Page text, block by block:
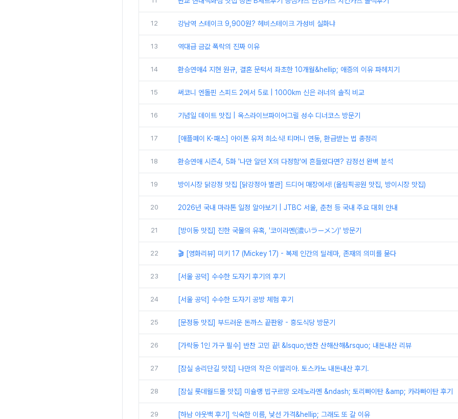
12 강남역 스테이크 9,900원? 헤비스테이크 가성비 실화냐
13 역대급 금값 폭락의 진짜 이유
14 환승연애4 지현 원규, 결혼 문턱서 좌초한 10개월&hellip; 애증의 이유 파헤치기
15 써코니 엔돌핀 스피드 2에서 5로 | 1000km 신은 러너의 솔직 비교
16 기념일 데이트 맛집 | 옥스라이브파이어그릴 성수 디너코스 방문기
17 [애플페이 K-패스] 아이폰 유저 희소식! 티머니 연동, 환급받는 법 총정리
18 환승연애 시즌4, 5화 '나만 알던 X의 다정함'에 흔들렸다면? 감정선 완벽 분석
19 방이시장 닭강정 맛집 [닭강정아 별관] 드디어 매장에서! (올림픽공원 맛집, 방이시장 맛집)
20 2026년 국내 마라톤 일정 알아보기 | JTBC 서울, 춘천 등 국내 주요 대회 안내
21 [방이동 맛집] 진한 국물의 유혹, '코이라멘(濃いラーメン)' 방문기
22 🎬 [영화리뷰] 미키 17 (Mickey 17) - 복제 인간의 딜레마, 존재의 의미를 묻다
23 [서울 공덕] 수수한 도자기 후기의 후기
24 [서울 공덕] 수수한 도자기 공방 체험 후기
25 [문정동 맛집] 부드러운 돈까스 끝판왕 - 흥도식당 방문기
26 [가락동 1인 가구 필수] 반찬 고민 끝! &lsquo;반찬 산해산해&rsquo; 내돈내산 리뷰
27 [잠실 송리단길 맛집] 나만의 작은 이딸리아. 토스카노 내돈내산 후기.
28 [잠실 롯데월드몰 맛집] 미슐랭 빕구르망 오레노라멘 &ndash; 토리빠이탄 &amp; 카라빠이탄 후기
29 [하남 아웃백 후기] 익숙한 이름, 낯선 가격&hellip; 그래도 또 갈 이유